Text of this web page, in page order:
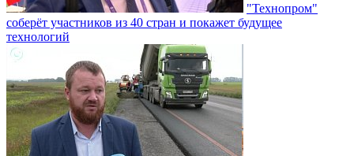
"Технопром"
соберёт участников из 40 стран и покажет будущее
технологий